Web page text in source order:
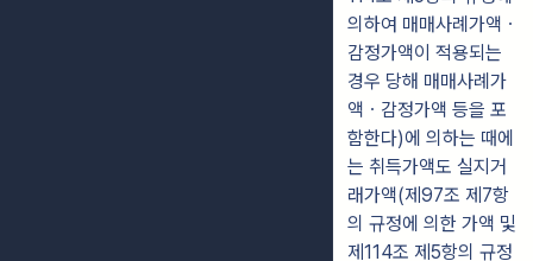
의하여 매매사례가액ㆍ
감정가액이 적용되는
경우 당해 매매사례가
액ㆍ감정가액 등을 포
함한다)에 의하는 때에
는 취득가액도 실지거
래가액(제97조 제7항
의 규정에 의한 가액 및
제114조 제5항의 규정